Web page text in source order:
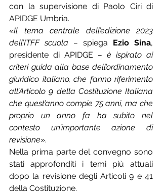
con la supervisione di Paolo Ciri di
APIDGE Umbria.
«Il tema centrale dell’edizione 2023
dell’ITFF scuola – spiega Ezio Sina,
presidente di APIDGE – è ispirato ai
criteri guida alla base dell’ordinamento
giuridico italiano, che fanno riferimento
all’Articolo 9 della Costituzione Italiana
che quest’anno compie 75 anni, ma che
proprio un anno fa ha subito nel
contesto un’importante azione di
revisione».
Nella prima parte del convegno sono
stati approfonditi i temi più attuali
dopo la revisione degli Articoli 9 e 41
della Costituzione.